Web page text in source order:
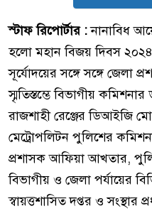
স্টাফ রিপোর্টার :নানাবিধ
হলো মহান বিজয় দিবস
সূর্যোদয়ের সঙ্গে সঙ্গে জেলা
স্মৃতিস্তম্ভে বিভাগীয়
রাজশাহী রেঞ্জের ডিআইজি
মেট্রোপলিটন পুলিশের
প্রশাসক আফিয়া আখতার,
বিভাগীয় ও জেলা পর্যায়ের
স্বায়ত্তশাসিত দপ্তর ও সংস্থার